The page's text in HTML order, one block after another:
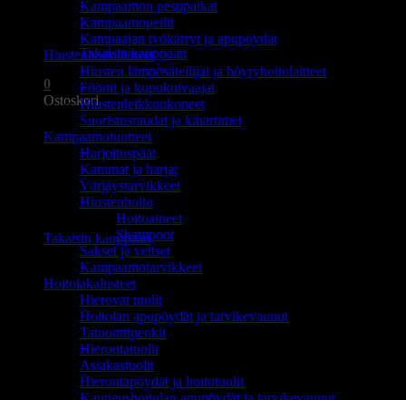
Ostoskori on tyhjä.
Takaisin kauppaan
0
Ostoskori
Ostoskori on tyhjä.
Takaisin kauppaan
Kampaamon pesupaikat
Kampaamopeilit
Kampaajan työkärryt ja apupöydät
Hiustenhoitolaitteet
Hiusten lämpösäteilijät ja höyryhoitolaitteet
Föönit ja kupukuivaajat
Hiustenleikkuukoneet
Suoristusraudat ja kihartimet
Kampaamotuotteet
Harjoituspäät
Kammat ja harjat
Värjäystarvikkeet
Hiustenhoito
Hoitoaineet
Shampoot
Sakset ja veitset
Kampaamotarvikkeet
Hoitolakalusteet
Hierovat tuolit
Hoitolan apupöydät ja tarvikevaunut
Tatuointipenkit
Hierontatuolit
Asiakastuolit
Hierontapöydät ja hoitotuolit